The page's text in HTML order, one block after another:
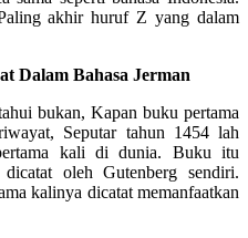
akhir huruf Z yang dalam
Dalam Bahasa Jerman
bukan, Kapan buku pertama
Seputar tahun 1454 lah
kali di dunia. Buku itu
oleh Gutenberg sendiri.
kalinya dicatat memanfaatkan